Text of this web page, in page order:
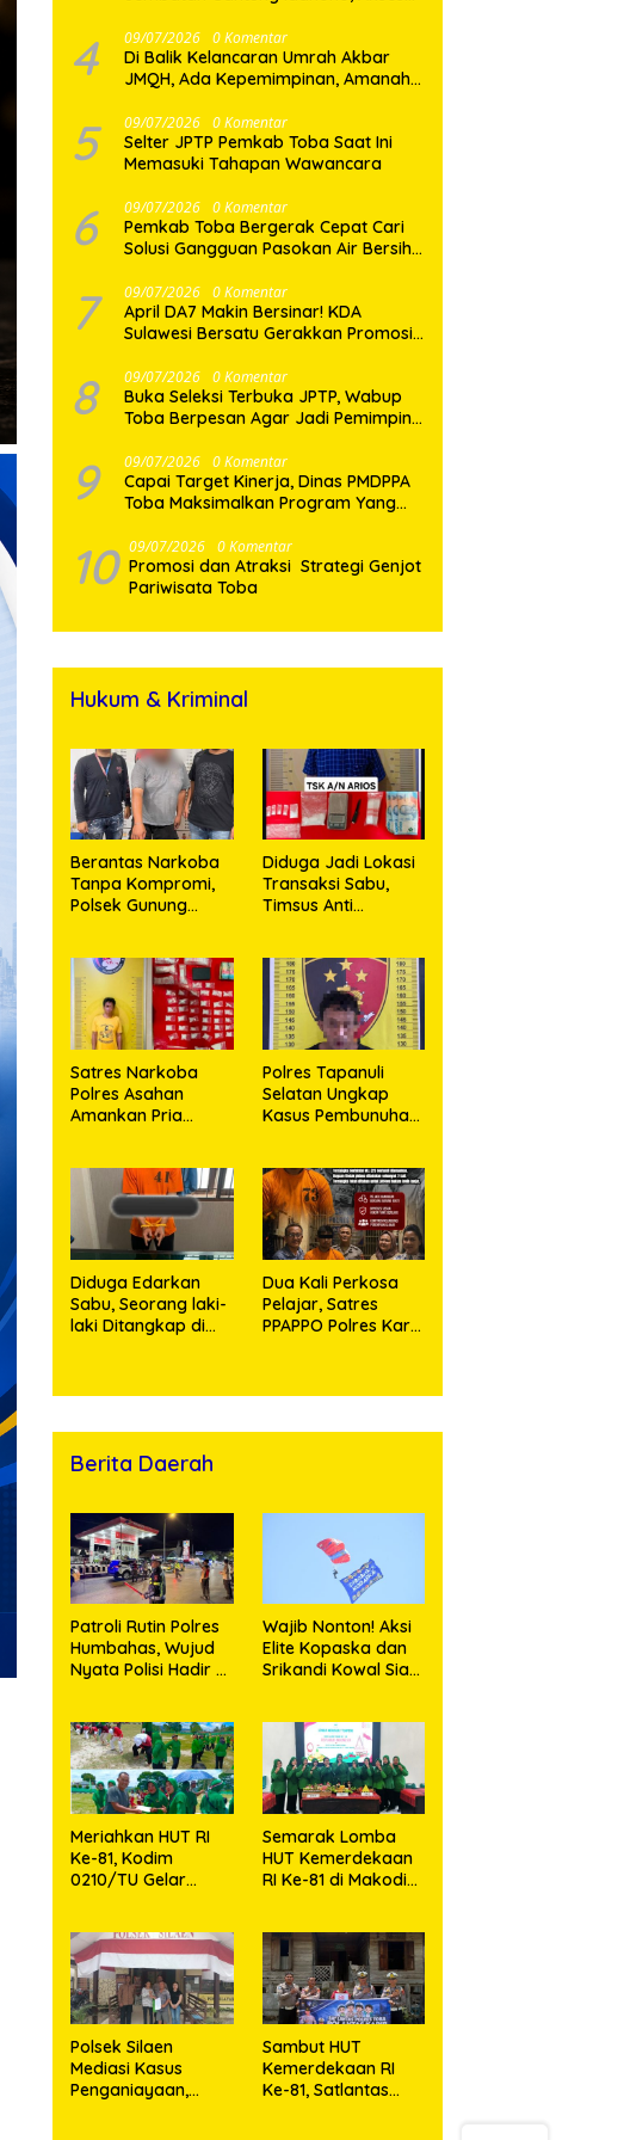
Pulih
4 09/07/2026 0 Komentar
Di Balik Kelancaran Umrah Akbar
JMQH, Ada Kepemimpinan, Amanah,
5 09/07/2026 0 Komentar
Selter JPTP Pemkab Toba Saat Ini
Memasuki Tahapan Wawancara
6 09/07/2026 0 Komentar
Pemkab Toba Bergerak Cepat Cari
Solusi Gangguan Pasokan Air Bersih
7 09/07/2026 0 Komentar
April DA7 Makin Bersinar! KDA
Sulawesi Bersatu Gerakkan Promosi
8 09/07/2026 0 Komentar
Buka Seleksi Terbuka JPTP, Wabup
Toba Berpesan Agar Jadi Pemimpin
9 09/07/2026 0 Komentar
Capai Target Kinerja, Dinas PMDPPA
Toba Maksimalkan Program Yang
10 09/07/2026 0 Komentar
Promosi dan Atraksi Strategi Genjot
Pariwisata Toba
Hukum & Kriminal
Berantas Narkoba
Tanpa Kompromi,
Polsek Gunung
Nagori Karangsari
Diduga Jadi Lokasi
Transaksi Sabu,
Timsus Anti
Seorang Pria
dengan Barang
Bukti 63,67 Gram
Sabu
Satres Narkoba
Polres Asahan
Amankan Pria
Bukti
Polres Tapanuli
Selatan Ungkap
Kasus Pembunuhan
Anak, Pelaku
Ditangkap
Diduga Edarkan
Sabu, Seorang laki-
laki Ditangkap di
Klip
Dua Kali Perkosa
Pelajar, Satres
PPAPPO Polres Karo
Berita Daerah
Patroli Rutin Polres
Humbahas, Wujud
Nyata Polisi Hadir di
Wajib Nonton! Aksi
Elite Kopaska dan
Srikandi Kowal Siap
Meriahkan HUT RI
Ke-81, Kodim
0210/TU Gelar
Semarak Lomba
HUT Kemerdekaan
RI Ke-81 di Makodim
Polsek Silaen
Mediasi Kasus
Penganiayaan,
Sambut HUT
Kemerdekaan RI
Ke-81, Satlantas